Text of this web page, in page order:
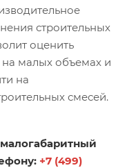
строительных
оценить
на малых объемах и
на
смесей.
+7 (499)